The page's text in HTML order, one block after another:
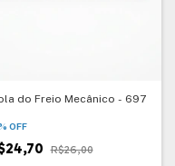
do Freio Mecânico - 697
OFF
R$26,00